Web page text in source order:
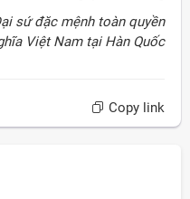
sứ đặc mệnh toàn quyền
Việt Nam tại Hàn Quốc
Copy link